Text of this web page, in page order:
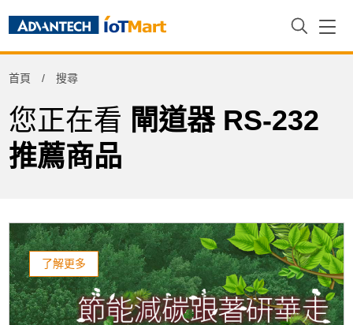
首頁 搜尋
您正在看 閘道器 RS-232
推薦商品
了解更多
Product Tag